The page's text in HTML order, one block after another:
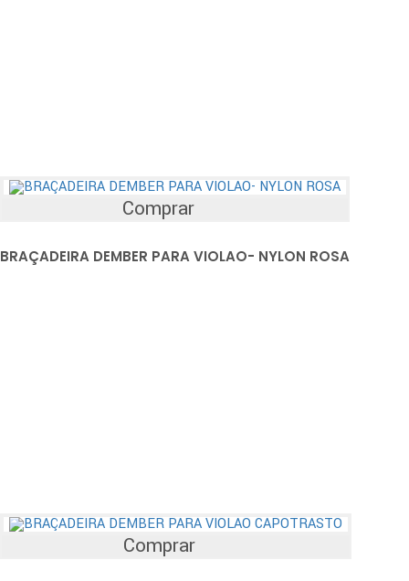
Comprar
BRAÇADEIRA DEMBER PARA VIOLAO- NYLON ROSA
Comprar